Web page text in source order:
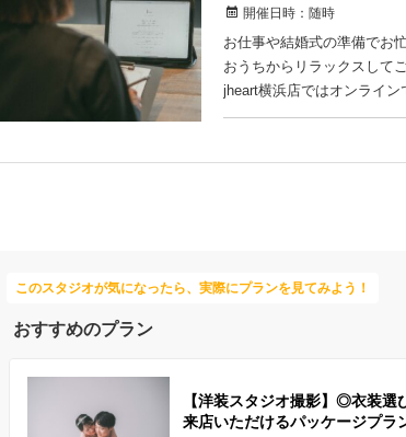
※jheart横浜店のご成約の方
【写真をカメラマンに撮ら
また、カップルフォトでお
開催日時： 随時
お仕事や結婚式の準備でお
おうちからリラックスして
jheart横浜店ではオンライン
おふたりが現在ご検討中の
案をさせて頂くのはもちろ
このスタジオが気になったら、実際にプランを見てみよう！
おすすめのプラン
【洋装スタジオ撮影】◎衣装
来店いただけるパッケージプ